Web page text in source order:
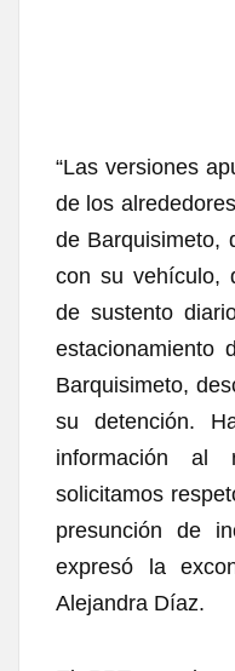
“Las versiones
de los
de Barquisimeto,
con su vehículo,
de sustento
estacionamiento
Barquisimeto,
su detención.
información al
solicitamos
presunción de
expresó la
Alejandra Díaz.